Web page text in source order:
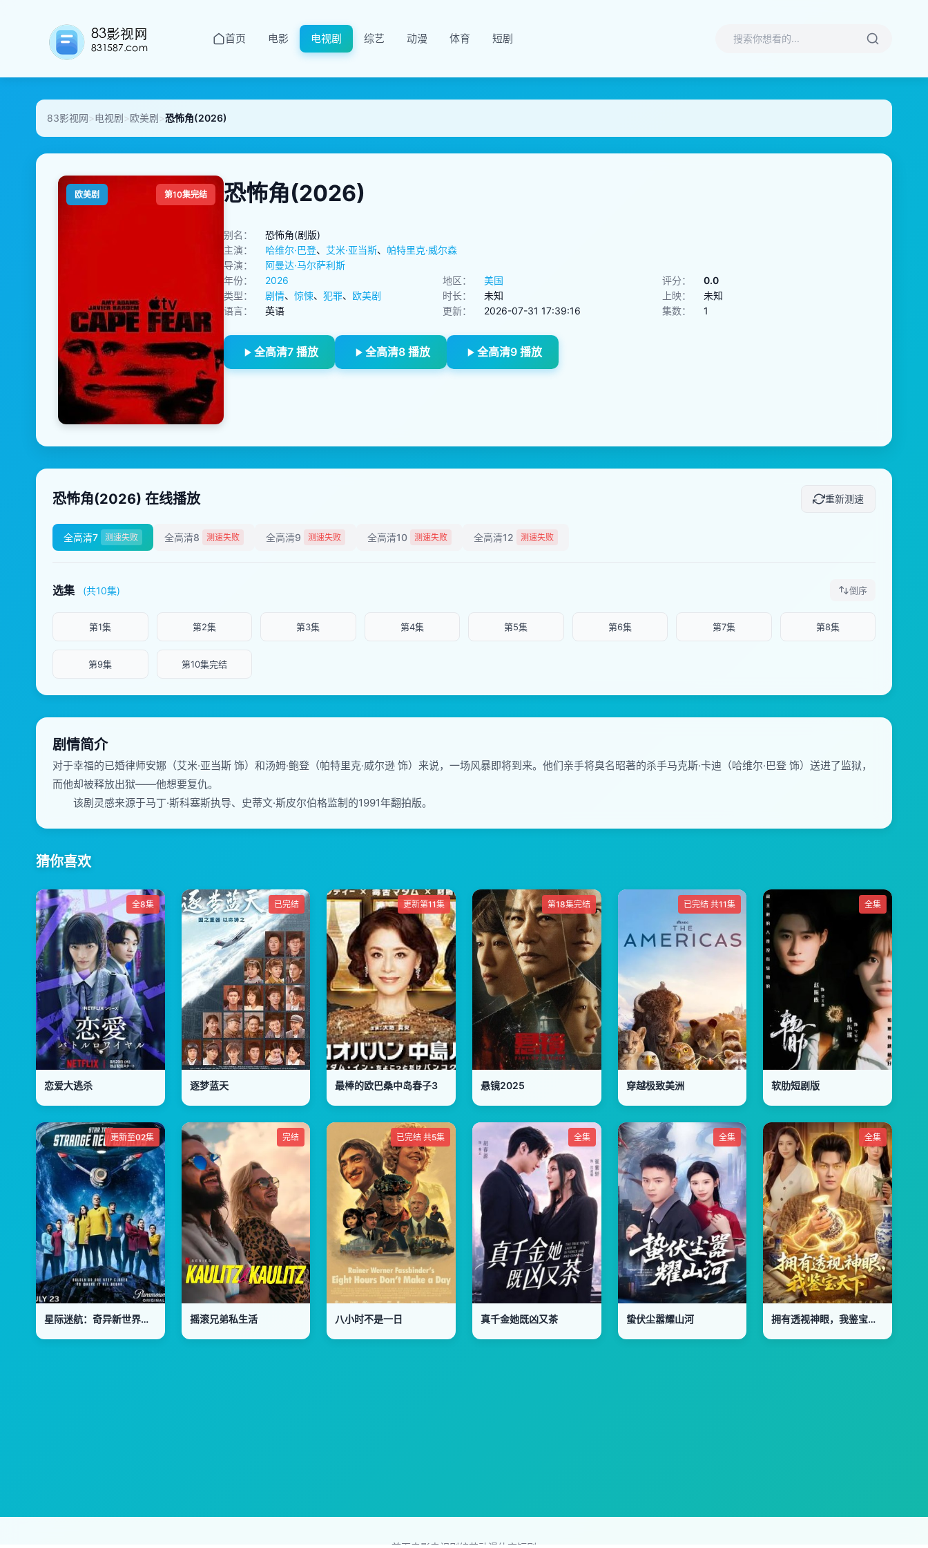
首页 电影 电视剧 综艺 动漫 体育 短剧
83影视网>电视剧>欧美剧>恐怖角(2026)
欧美剧 第10集完结 恐怖角(2026)
别名：
恐怖角(剧版)
主演：
哈维尔·巴登、 艾米·亚当斯、 帕特里克·威尔森
导演：
阿曼达·马尔萨利斯
年份：
2026 地区： 美国 评分：
0.0
类型：
剧情、 惊悚、 犯罪、 欧美剧 时长： 未知 上映：
未知
语言：
英语 更新： 2026-07-31 17:39:16 集数： 1
全高清7 播放 全高清8 播放 全高清9 播放
恐怖角(2026) 在线播放 重新测速
全高清7 测速失败 全高清8 测速失败 全高清9 测速失败 全高清10 测速失败 全高清12 测速失败
选集 (共10集) 倒序
第1集 第2集 第3集 第4集 第5集 第6集 第7集 第8集
第9集 第10集完结
剧情简介
对于幸福的已婚律师安娜（艾米·亚当斯 饰）和汤姆·鲍登（帕特里克·威尔逊 饰）来说，一场风暴即将到来。他们亲手将臭名昭著的杀手马克斯·卡迪（哈维尔·巴登 饰）送进了监狱，
而他却被释放出狱——他想要复仇。
该剧灵感来源于马丁·斯科塞斯执导、史蒂文·斯皮尔伯格监制的1991年翻拍版。
猜你喜欢
全8集
恋爱大逃杀
已完结
逐梦蓝天
更新第11集
最棒的欧巴桑中岛春子3
第18集完结
悬镜2025
已完结 共11集
穿越极致美洲
全集
软肋短剧版
更新至02集
星际迷航：奇异新世界第4季
完结
摇滚兄弟私生活
已完结 共5集
八小时不是一日
全集
真千金她既凶又茶
全集
蛰伏尘嚣耀山河
全集
拥有透视神眼，我鉴宝天下